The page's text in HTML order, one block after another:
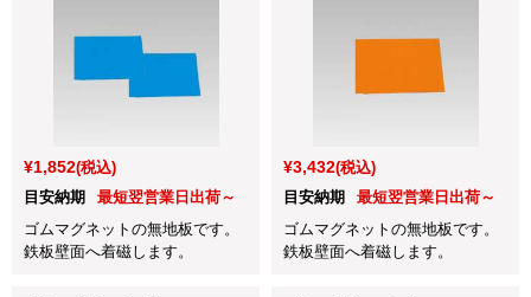
¥1,852(税込)
目安納期
最短翌営業日出荷～
ゴムマグネットの無地板です。
鉄板壁面へ着磁します。
¥3,432(税込)
目安納期
最短翌営業日出荷～
ゴムマグネットの無地板です。
鉄板壁面へ着磁します。